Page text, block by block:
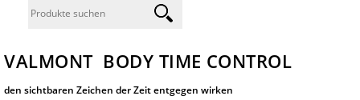
VALMONT BODY TIME CONTROL
den sichtbaren Zeichen der Zeit entgegen wirken